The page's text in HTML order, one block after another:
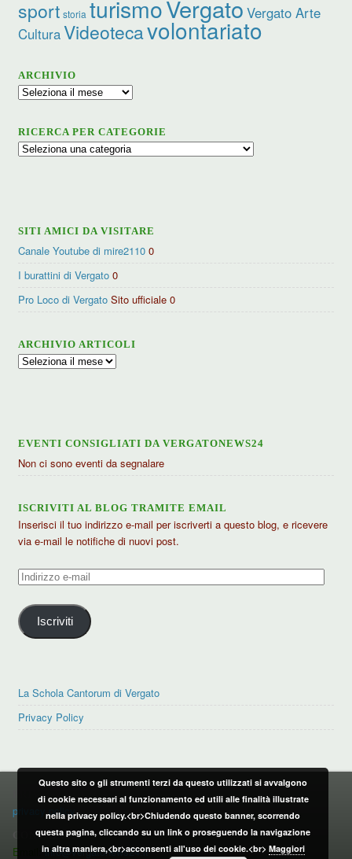
sport storia turismoVergato Vergato Arte
CulturaVideotecavolontariato
ARCHIVIO
Archivio
RICERCA PER CATEGORIE
Ricerca
SITI AMICI DA VISITARE
Canale Youtube di mire2110 0
I burattini di Vergato 0
Pro Loco di Vergato Sito ufficiale 0
ARCHIVIO ARTICOLI
Archivio
EVENTI CONSIGLIATI DA VERGATONEWS24
Non ci sono eventi da segnalare
ISCRIVITI AL BLOG TRAMITE EMAIL
Inserisci il tuo indirizzo e-mail per iscriverti a questo blog, e ricevere
via e-mail le notifiche di nuovi post.
Indirizzo
mail
Iscriviti
La Schola Cantorum di Vergato
Privacy Policy
PRIVACY POLICY
privacy policy
CONTATTI:
Email:info@vergatonews24.it
Questo sito o gli strumenti terzi da questo utilizzati si avvalgono
di cookie necessari al funzionamento ed utili alle finalità illustrate
nella privacy policy.<br>Chiudendo questo banner, scorrendo
questa pagina, cliccando su un link o proseguendo la navigazione
in altra maniera,<br>acconsenti all'uso dei cookie.<br> Maggiori